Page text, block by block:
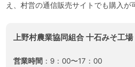
え、村営の通信販売サイトでも購入が
上野村農業協同組合 十石みそ工場
営業時間 ：9：00〜17：00